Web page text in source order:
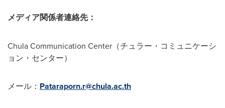
メディア関係者連絡先：
Chula Communication Center（チュラー・コミュニケーシ
ョン・センター）
メール： Pataraporn.r@chula.ac.th